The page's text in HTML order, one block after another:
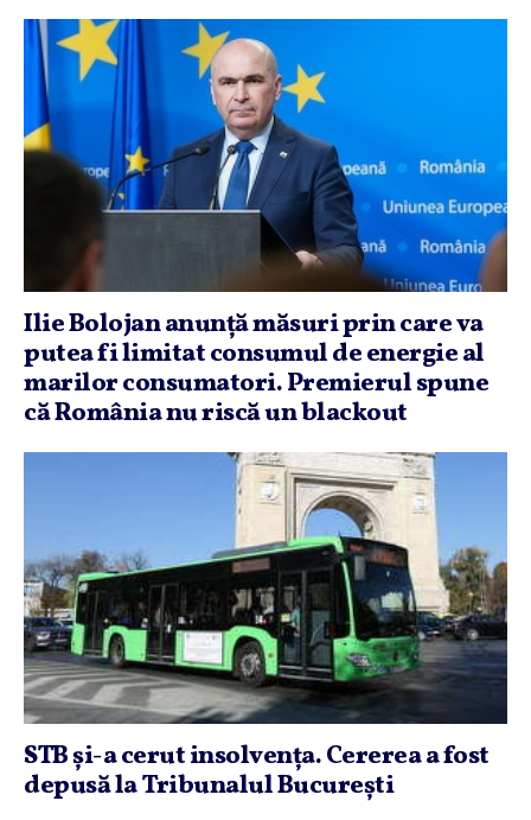
Ilie Bolojan anunţă măsuri prin care va
putea fi limitat consumul de energie al
marilor consumatori. Premierul spune
că România nu riscă un blackout
STB şi-a cerut insolvenţa. Cererea a fost
depusă la Tribunalul Bucureşti